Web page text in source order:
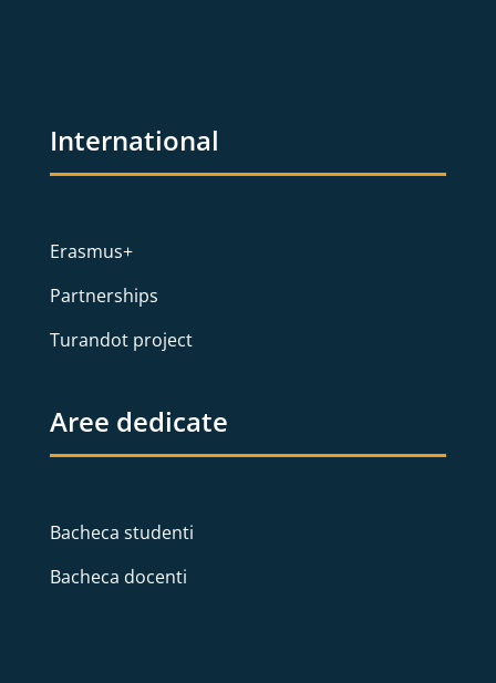
International
Erasmus+
Partnerships
Turandot project
Aree dedicate
Bacheca studenti
Bacheca docenti